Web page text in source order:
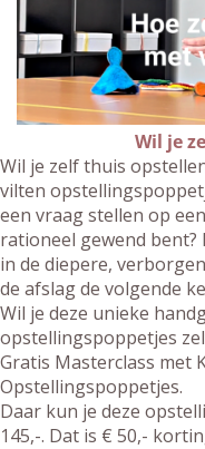
Wil je
Wil je zelf thuis
vilten
een vraag stellen op
rationeel gewend
in de diepere,
de afslag de volgende
Wil je deze unieke
opstellingspoppetjes
Gratis Masterclass met
Opstellingspoppetjes.
Daar kun je deze
145,-. Dat is € 50,-